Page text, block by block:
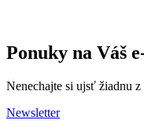
Ponuky na Váš
Nenechajte si ujsť žiadnu z
Newsletter